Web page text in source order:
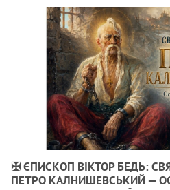
✠ ЄПИСКОП ВІКТОР БЕДЬ:
ПЕТРО КАЛНИШЕВСЬКИЙ —